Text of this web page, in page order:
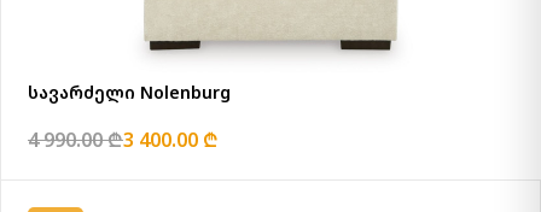
სავარძელი Nolenburg
4 990.00 ₾3 400.00 ₾